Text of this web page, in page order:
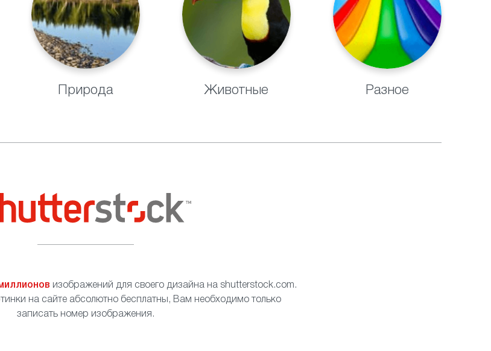
Природа Животные Разное
изображений для своего дизайна на shutterstock.com.
на сайте абсолютно бесплатны, Вам необходимо только
записать номер изображения.